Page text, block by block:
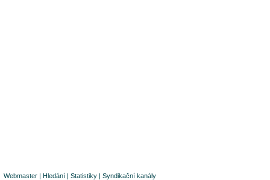
Webmaster | Hledání | Statistiky | Syndikační kanály